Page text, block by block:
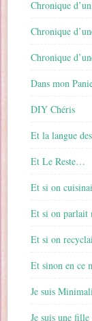
Chronique
Chronique
Chronique
Dans mon
DIY Chéris
Et la langue
Et Le Reste…
Et si on
Et si on parlait
Et si on
Et sinon en ce
Je suis
Je suis une fille